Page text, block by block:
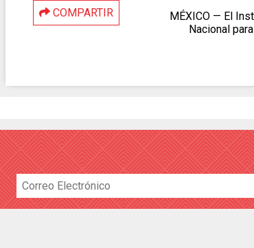
COMPARTIR
MÉXICO — El
Nacional